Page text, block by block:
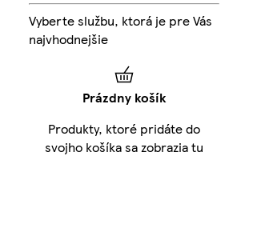
Vyberte službu, ktorá je pre Vás
najvhodnejšie
Prázdny košík
Produkty, ktoré pridáte do
svojho košíka sa zobrazia tu